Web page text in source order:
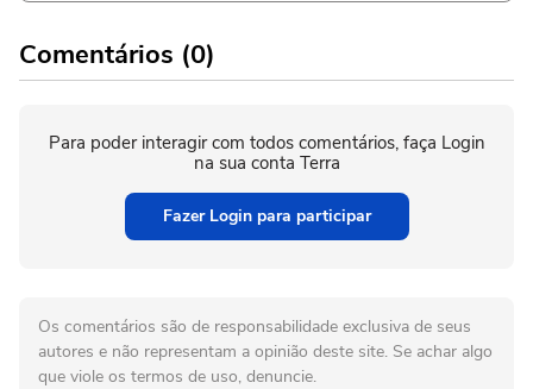
Comentários (0)
Para poder interagir com todos comentários, faça Login
na sua conta Terra
Fazer Login para participar
Os comentários são de responsabilidade exclusiva de seus
autores e não representam a opinião deste site. Se achar algo
que viole os termos de uso, denuncie.